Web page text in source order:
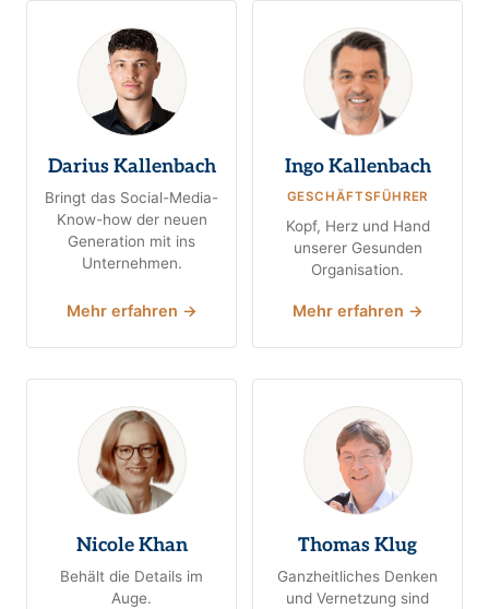
Darius Kallenbach
Bringt das Social-Media-
Know-how der neuen
Generation mit ins
Unternehmen.
Mehr erfahren →
Ingo Kallenbach
GESCHÄFTSFÜHRER
Kopf, Herz und Hand
unserer Gesunden
Organisation.
Mehr erfahren →
Nicole Khan
Behält die Details im
Auge.
Thomas Klug
Ganzheitliches Denken
und Vernetzung sind